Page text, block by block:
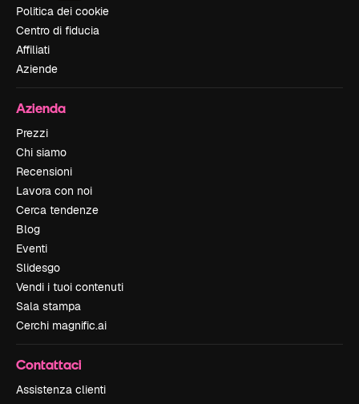
Politica dei cookie
Centro di fiducia
Affiliati
Aziende
Azienda
Prezzi
Chi siamo
Recensioni
Lavora con noi
Cerca tendenze
Blog
Eventi
Slidesgo
Vendi i tuoi contenuti
Sala stampa
Cerchi magnific.ai
Contattaci
Assistenza clienti